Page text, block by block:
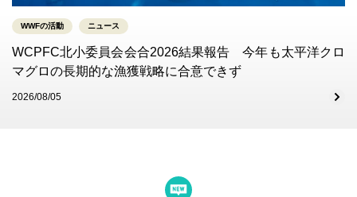
WWFの活動 ニュース
WCPFC北小委員会会合2026結果報告 今年も太平洋クロ
マグロの長期的な漁獲戦略に合意できず
2026/08/05